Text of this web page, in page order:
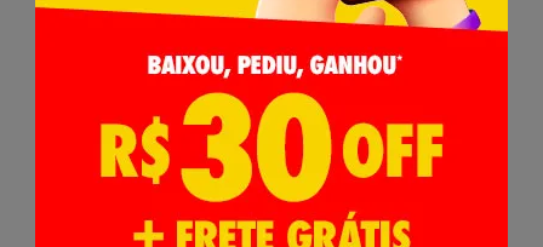
Receba nossasNovidades,
Lançamentos e Promoções!